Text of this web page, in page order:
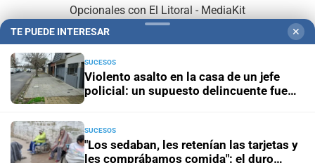
Opcionales con El Litoral - MediaKit
En Asociación con:
TE PUEDE INTERESAR ✕
SUCESOS
Violento asalto en la casa de un jefe
policial: un supuesto delincuente fue
SUCESOS
"Los sedaban, les retenían las tarjetas y
les comprábamos comida": el duro